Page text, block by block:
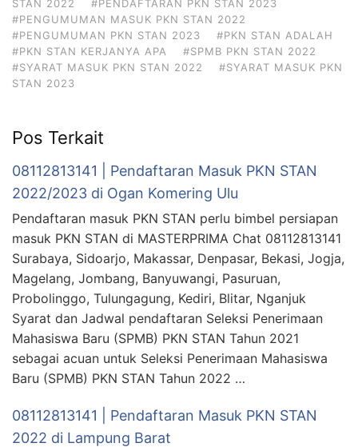
STAN 2022
#PENDAFTARAN PKN STAN 2023
#PENGUMUMAN MASUK PKN STAN 2022
#PENGUMUMAN PKN STAN 2023
#PKN STAN ADALAH
#PKN STAN KERJANYA APA
#SPMB PKN STAN 2022
#SYARAT MASUK PKN STAN 2022
#SYARAT MASUK PKN
STAN 2023
Pos Terkait
08112813141 | Pendaftaran Masuk PKN STAN
2022/2023 di Ogan Komering Ulu
Pendaftaran masuk PKN STAN perlu bimbel persiapan
masuk PKN STAN di MASTERPRIMA Chat 08112813141
Surabaya, Sidoarjo, Makassar, Denpasar, Bekasi, Jogja,
Magelang, Jombang, Banyuwangi, Pasuruan,
Probolinggo, Tulungagung, Kediri, Blitar, Nganjuk
Syarat dan Jadwal pendaftaran Seleksi Penerimaan
Mahasiswa Baru (SPMB) PKN STAN Tahun 2021
sebagai acuan untuk Seleksi Penerimaan Mahasiswa
Baru (SPMB) PKN STAN Tahun 2022 …
08112813141 | Pendaftaran Masuk PKN STAN
2022 di Lampung Barat